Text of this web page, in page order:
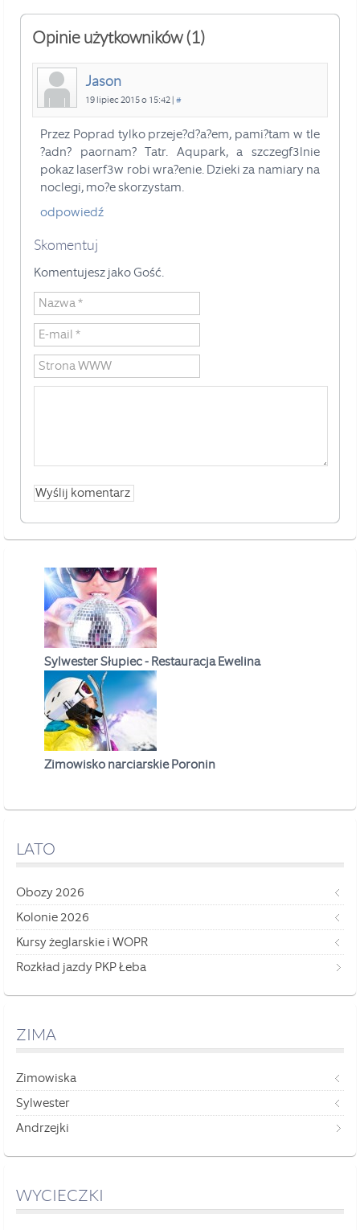
Opinie użytkowników (1)
Jason
19 lipiec 2015 o 15:42 | #
Przez Poprad tylko przeje?d?a?em, pami?tam w tle
?adn? paornam? Tatr. Aqupark, a szczegf3lnie
pokaz laserf3w robi wra?enie. Dzieki za namiary na
noclegi, mo?e skorzystam.
odpowiedź
Skomentuj
Komentujesz jako Gość.
Sylwester Słupiec - Restauracja Ewelina
Zimowisko narciarskie Poronin
LATO
Obozy 2026
Kolonie 2026
Kursy żeglarskie i WOPR
Rozkład jazdy PKP Łeba
ZIMA
Zimowiska
Sylwester
Andrzejki
WYCIECZKI